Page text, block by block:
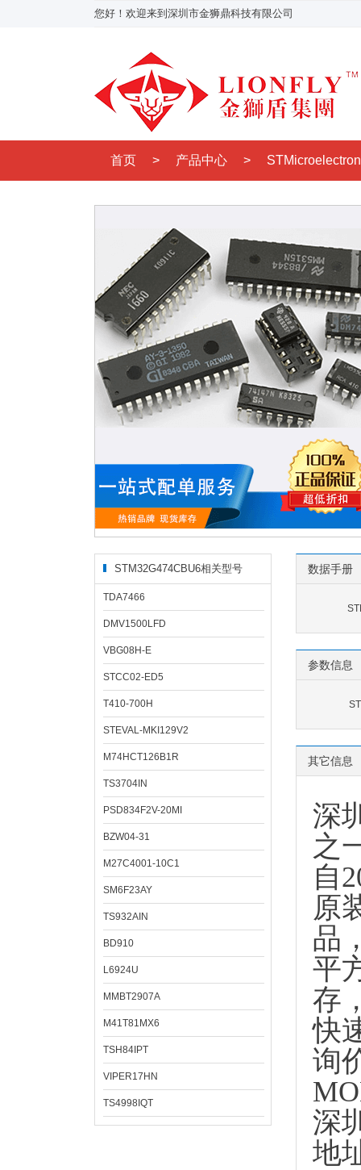
您好！欢迎来到深圳市金狮鼎科技有限公司
首页 > 产品中心 >
STM32G474CBU6相关型号
TDA7466
DMV1500LFD
VBG08H-E
STCC02-ED5
T410-700H
STEVAL-MKI129V2
M74HCT126B1R
TS3704IN
PSD834F2V-20MI
BZW04-31
M27C4001-10C1
SM6F23AY
TS932AIN
BD910
L6924U
MMBT2907A
M41T81MX6
TSH84IPT
VIPER17HN
TS4998IQT
数据手册
参数信息
其它信息
深
之
自
原
品
平
存
快
询
深
地